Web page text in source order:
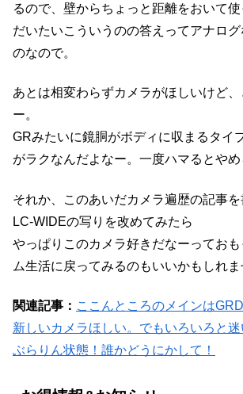
るので、壁からちょっと距離をおいて使
だいたいこういうのの答えってアナロ
のなので。
あとは相変わらずカメラがほしいけど
ー。
GRみたいに鏡胴がボディに収まるタイ
がラクなんだよなー。一度ハマるとやめ
それか、このあいだカメラ遍歴の記事
LC-WIDEの写りを改めてみたら
やっぱりこのカメラ好きだなーってお
ム生活に戻ってみるのもいいかもしれま
関連記事： ここんところのメインは
新しいカメラほしい。でもいろいろと
ぶらりん状態！誰かどうにかして！